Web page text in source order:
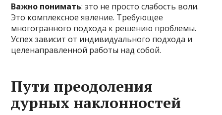
Важно понимать: это не просто слабость воли.
Это комплексное явление. Требующее
многогранного подхода к решению проблемы.
Успех зависит от индивидуального подхода и
целенаправленной работы над собой.
Пути преодоления
дурных наклонностей